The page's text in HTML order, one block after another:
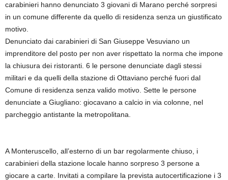
carabinieri hanno denunciato 3 giovani di Marano perché sorpresi
in un comune differente da quello di residenza senza un giustificato
motivo.
Denunciato dai carabinieri di San Giuseppe Vesuviano un
imprenditore del posto per non aver rispettato la norma che impone
la chiusura dei ristoranti. 6 le persone denunciate dagli stessi
militari e da quelli della stazione di Ottaviano perché fuori dal
Comune di residenza senza valido motivo. Sette le persone
denunciate a Giugliano: giocavano a calcio in via colonne, nel
parcheggio antistante la metropolitana.
A Monteruscello, all’esterno di un bar regolarmente chiuso, i
carabinieri della stazione locale hanno sorpreso 3 persone a
giocare a carte. Invitati a compilare la prevista autocertificazione i 3